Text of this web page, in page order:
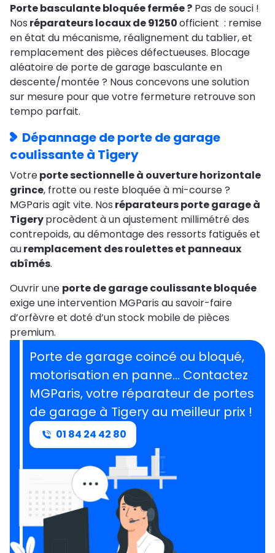
Porte basculante bloquée fermée ? Pas de souci !
Nos réparateurs locaux de 91250officient : remise
en état du mécanisme, réalignement du tablier, et
remplacement des pièces défectueuses. Blocage
aléatoire de porte de garage basculante en
descente/montée ? Nous concevons une solution
sur mesure pour que votre fermeture retrouve son
tempo parfait.
Dépannage de porte de garage
coulissante à Tigery
Votreporte sectionnelle à ouverture horizontale
grince, frotte ou reste bloquée à mi-course ?
MGParis agit vite. Nos réparateurs porte garage à
Tigeryprocèdent à un ajustement millimétré des
contrepoids, au démontage des ressorts fatigués et
auremplacement des roulettes et panneaux
abîmés.
Ouvrir une porte de garage coulissante bloquée
exige une intervention MGParis au savoir-faire
d’orfèvre et doté d’un stock mobile de pièces
premium.
Porte de garage coincé ou bloqué,
motorisation en panne… Contactez
MGParis, votre réparateur de portes
de garage à Tigery au meilleur prix !
01 84 24 42 80